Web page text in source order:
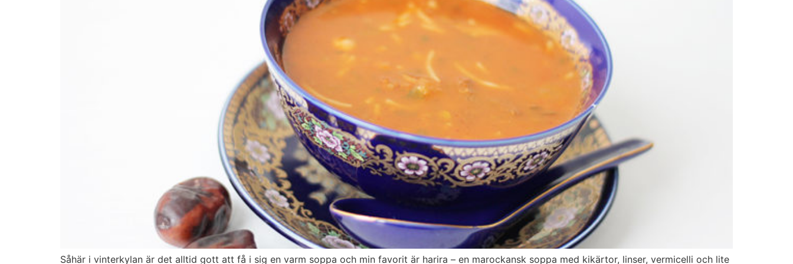
Såhär i vinterkylan är det alltid gott att få i sig en varm soppa och min favorit är harira – en marockansk soppa med kikärtor, linser, vermicelli och lite